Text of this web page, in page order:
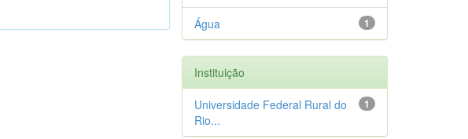
1
Água
Instituição
1
Universidade Federal Rural do
Rio...